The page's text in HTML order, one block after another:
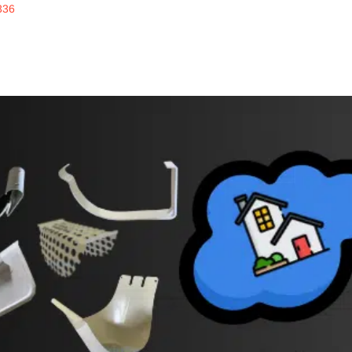
artikel menarik untuk disimak, seputar